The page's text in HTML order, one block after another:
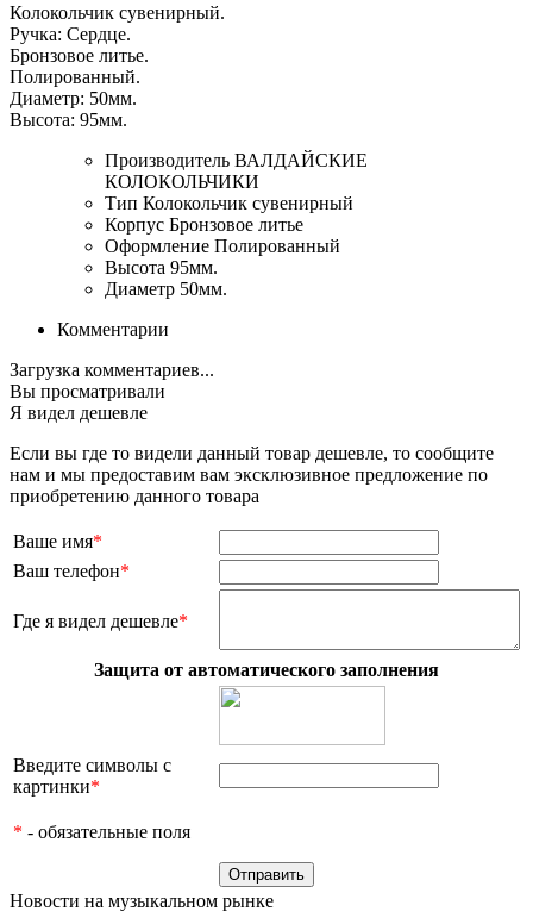
Колокольчик сувенирный.
Ручка: Сердце.
Бронзовое литье.
Полированный.
Диаметр: 50мм.
Высота: 95мм.
Производитель ВАЛДАЙСКИЕ
КОЛОКОЛЬЧИКИ
Тип Колокольчик сувенирный
Корпус Бронзовое литье
Оформление Полированный
Высота 95мм.
Диаметр 50мм.
Комментарии
Загрузка комментариев...
Вы просматривали
Я видел дешевле
Если вы где то видели данный товар дешевле, то сообщите
нам и мы предоставим вам эксклюзивное предложение по
приобретению данного товара
Ваше имя*
Ваш телефон*
Где я видел дешевле*
Защита от автоматического заполнения
Введите символы с
картинки*
* - обязательные поля
Новости на музыкальном рынке